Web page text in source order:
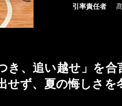
引率責任者
き、追い越せ」を合
ず、夏の悔しさを